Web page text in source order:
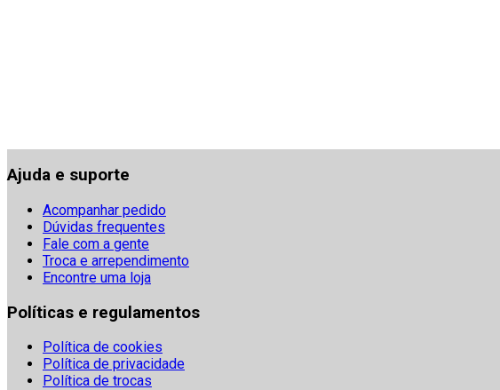
Ajuda e suporte
Acompanhar pedido
Dúvidas frequentes
Fale com a gente
Troca e arrependimento
Encontre uma loja
Políticas e regulamentos
Política de cookies
Política de privacidade
Política de trocas